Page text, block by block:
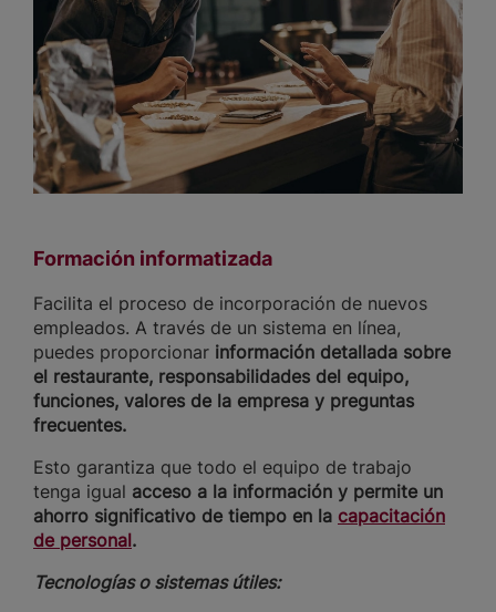
Formación informatizada
Facilita el proceso de incorporación de nuevos
empleados. A través de un sistema en línea,
puedes proporcionar información detallada sobre
el restaurante, responsabilidades del equipo,
funciones, valores de la empresa y preguntas
frecuentes.
Esto garantiza que todo el equipo de trabajo
tenga igual acceso a la información y permite un
ahorro significativo de tiempo en la capacitación
de personal.
Tecnologías o sistemas útiles: